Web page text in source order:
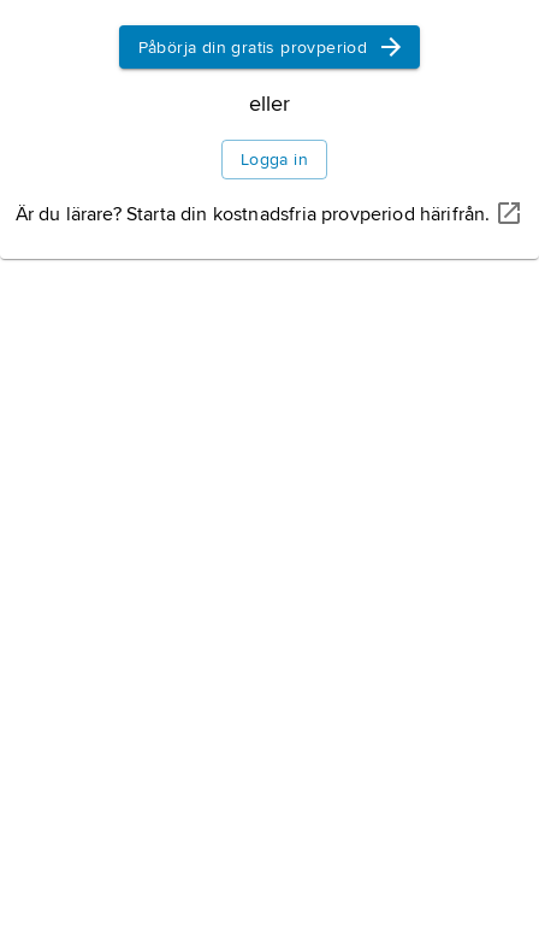
Påbörja din gratis provperiod
eller
Logga in
Är du lärare? Starta din kostnadsfria provperiod härifrån.